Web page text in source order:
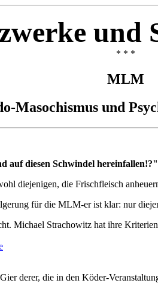
und
* * *
MLM
Masochismus und
auf diesen Schwindel hereinfallen!?"
diejenigen, die Frischfleisch
für die MLM-er ist klar: nur
Michael Strachowitz hat ihre
derer, die in den Köder-